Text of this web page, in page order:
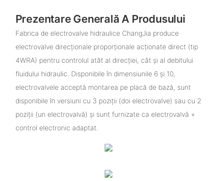
Prezentare Generală A Produsului
Fabrica de electrovalve hidraulice ChangJia produce
electrovalve direcționale proporționale acționate direct (tip
4WRA) pentru controlul atât al direcției, cât și al debitului
fluidului hidraulic. Disponibile în dimensiunile 6 și 10,
electrovalvele acceptă montarea pe placă de bază, sunt
disponibile în versiuni cu 3 poziții (doi electrovalve) sau cu 2
poziții (un electrovalvă) și sunt furnizate ca electrovalvă +
control electronic adaptat.